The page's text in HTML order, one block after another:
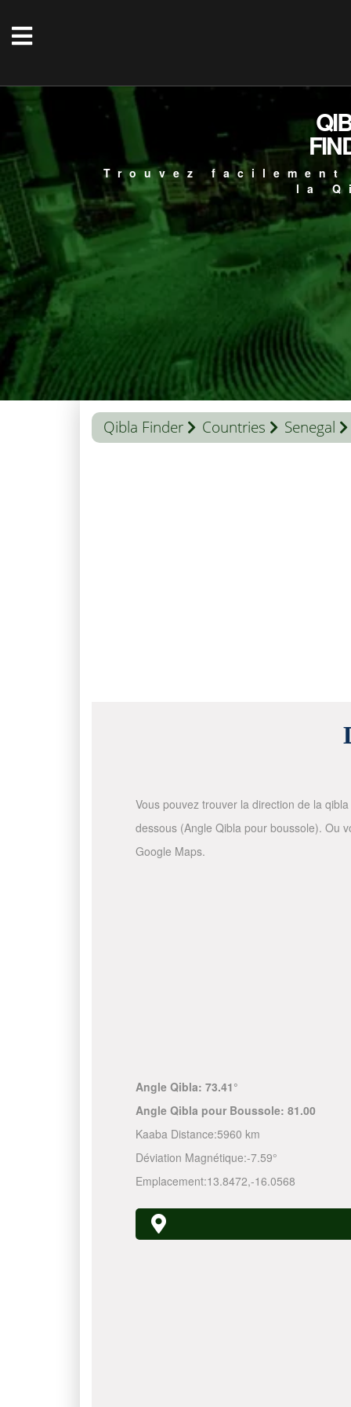
Trouvez
la
Qibla Finder Countries Senegal
Vous pouvez trouver la direction de la
dessous (Angle Qibla pour boussole). Ou
Google Maps.
Angle Qibla: 73.41°
Angle Qibla pour Boussole: 81.00
Kaaba Distance:5960 km
Déviation Magnétique:-7.59°
Emplacement:13.8472,-16.0568